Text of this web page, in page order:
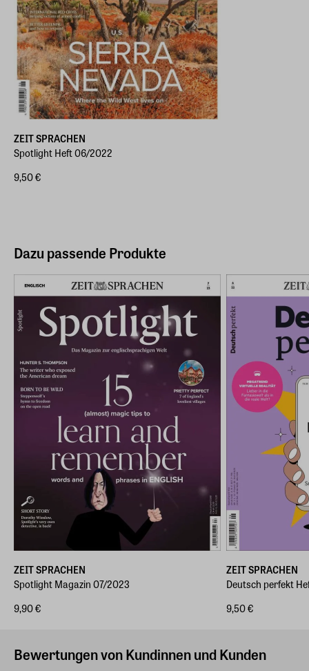
ZEIT SPRACHEN
Spotlight Heft 06/2022
9,50 €
Dazu passende Produkte
ZEIT SPRACHEN
Spotlight Magazin 07/2023
9,90 €
ZEIT SPRACHEN
Deutsch perfekt
9,50 €
Bewertungen von Kundinnen und Kunden